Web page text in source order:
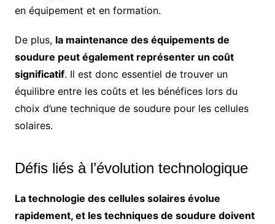
en équipement et en formation.
De plus, la maintenance des équipements de
soudure peut également représenter un coût
significatif. Il est donc essentiel de trouver un
équilibre entre les coûts et les bénéfices lors du
choix d’une technique de soudure pour les cellules
solaires.
Défis liés à l’évolution technologique
La technologie des cellules solaires évolue
rapidement, et les techniques de soudure doivent